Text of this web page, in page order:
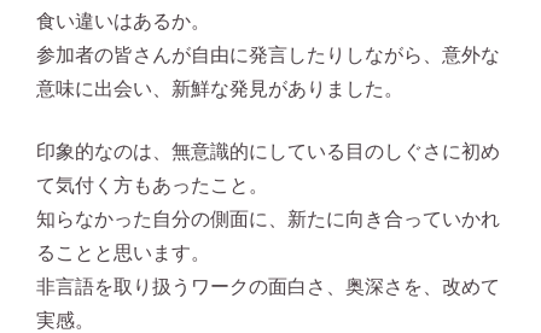
食い違いはあるか。
参加者の皆さんが自由に発言したりしながら、意外な
意味に出会い、新鮮な発見がありました。
印象的なのは、無意識的にしている目のしぐさに初め
て気付く方もあったこと。
知らなかった自分の側面に、新たに向き合っていかれ
ることと思います。
非言語を取り扱うワークの面白さ、奥深さを、改めて
実感。